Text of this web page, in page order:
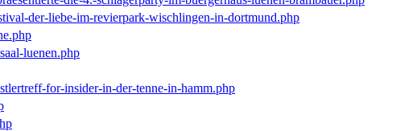
der-liebe-im-revierpark-wischlingen-in-dortmund.php
luenen.php
for-insider-in-der-tenne-in-hamm.php